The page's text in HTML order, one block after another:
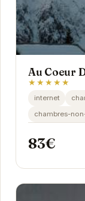
Au Coeur
★★★★★
internet
chambres-
83€